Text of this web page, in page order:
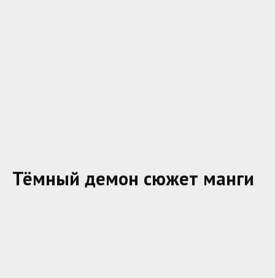
Тёмный демон сюжет манги